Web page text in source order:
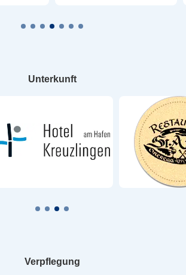
Unterkunft
Verpflegung